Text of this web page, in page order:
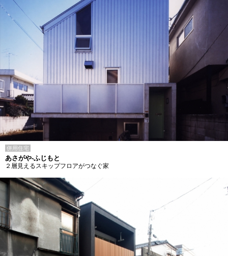
併用住宅
あさがや-ふじもと
２層見えるスキップフロアがつなぐ家